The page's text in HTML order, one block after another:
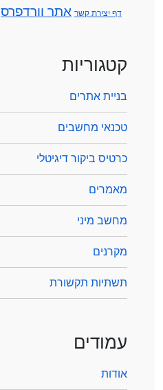
דף יצירת קשר אתר וורדפרס
קטגוריות
בניית אתרים
טכנאי מחשבים
כרטיס ביקור דיגיטלי
מאמרים
מחשב מיני
מקרנים
תשתיות תקשורת
עמודים
אודות